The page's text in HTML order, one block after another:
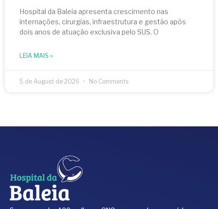
Hospital da Baleia apresenta crescimento nas
internações, cirurgias, infraestrutura e gestão após
dois anos de atuação exclusiva pelo SUS. O
LEIA MAIS »
5 de August de 2026 No Comments